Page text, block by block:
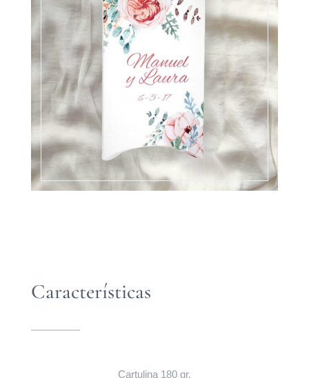
Características
Cartulina 180 gr.